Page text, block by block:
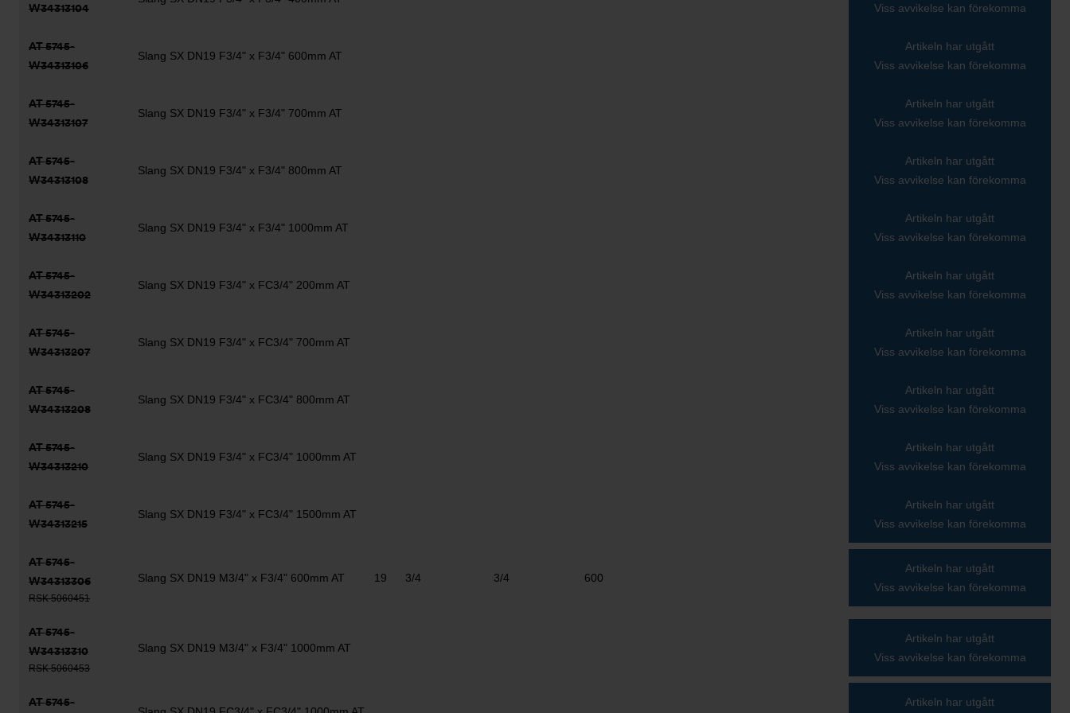
W34313104 Viss avvikelse kan förekomma
AT 5745-
W34313106
Slang SX DN19 F3/4" x F3/4" 600mm AT
Artikeln har utgått
Viss avvikelse kan förekomma
AT 5745-
W34313107
Slang SX DN19 F3/4" x F3/4" 700mm AT
Artikeln har utgått
Viss avvikelse kan förekomma
AT 5745-
W34313108
Slang SX DN19 F3/4" x F3/4" 800mm AT
Artikeln har utgått
Viss avvikelse kan förekomma
AT 5745-
W34313110
Slang SX DN19 F3/4" x F3/4" 1000mm AT
Artikeln har utgått
Viss avvikelse kan förekomma
AT 5745-
W34313202
Slang SX DN19 F3/4" x FC3/4" 200mm AT
Artikeln har utgått
Viss avvikelse kan förekomma
AT 5745-
W34313207
Slang SX DN19 F3/4" x FC3/4" 700mm AT
Artikeln har utgått
Viss avvikelse kan förekomma
AT 5745-
W34313208
Slang SX DN19 F3/4" x FC3/4" 800mm AT
Artikeln har utgått
Viss avvikelse kan förekomma
AT 5745-
W34313210
Slang SX DN19 F3/4" x FC3/4" 1000mm AT
Artikeln har utgått
Viss avvikelse kan förekomma
AT 5745-
W34313215
Slang SX DN19 F3/4" x FC3/4" 1500mm AT
Artikeln har utgått
Viss avvikelse kan förekomma
AT 5745-
W34313306
RSK 5060451
Slang SX DN19 M3/4" x F3/4" 600mm AT 19 3/4 3/4 600
Artikeln har utgått
Viss avvikelse kan förekomma
AT 5745-
W34313310
RSK 5060453
Slang SX DN19 M3/4" x F3/4" 1000mm AT
Artikeln har utgått
Viss avvikelse kan förekomma
AT 5745- Artikeln har utgått